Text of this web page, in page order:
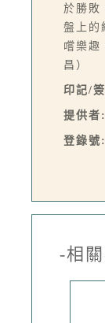
於勝敗
盤上的
嚐樂趣
昌）
印記/
提供者:
登錄號:
-相